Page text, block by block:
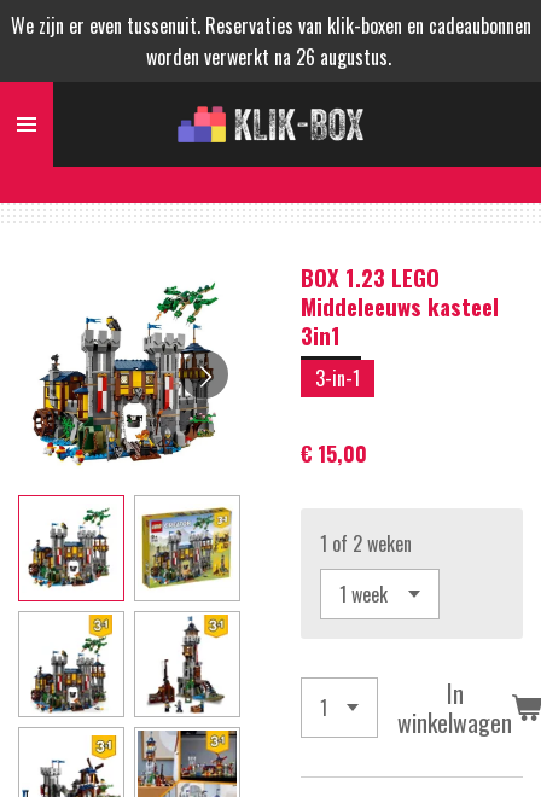
Ga
naar
de
We zijn er even tussenuit. Reservaties van klik-boxen en cadeaubonnen
worden verwerkt na 26 augustus.
BOX 1.23 LEGO
Middeleeuws kasteel
3in1
3-in-1
€ 15,00
1 of 2 weken
In
winkelwagen